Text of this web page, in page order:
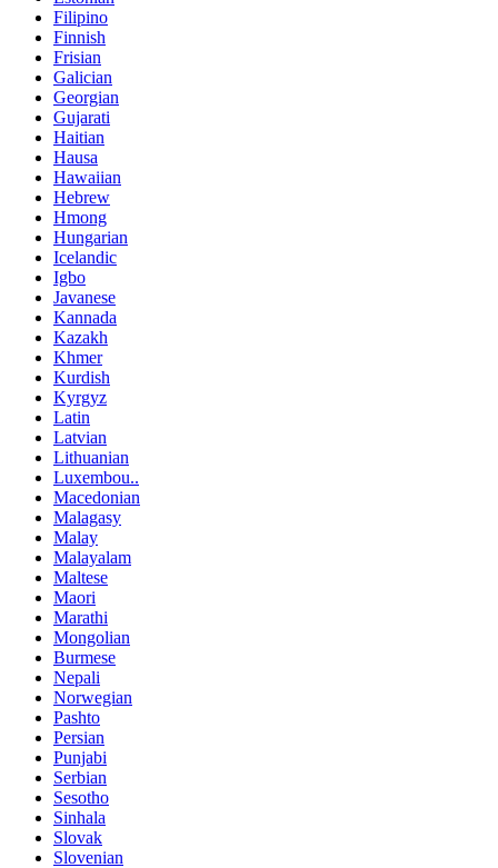
Filipino
Finnish
Frisian
Galician
Georgian
Gujarati
Haitian
Hausa
Hawaiian
Hebrew
Hmong
Hungarian
Icelandic
Igbo
Javanese
Kannada
Kazakh
Khmer
Kurdish
Kyrgyz
Latin
Latvian
Lithuanian
Luxembou..
Macedonian
Malagasy
Malay
Malayalam
Maltese
Maori
Marathi
Mongolian
Burmese
Nepali
Norwegian
Pashto
Persian
Punjabi
Serbian
Sesotho
Sinhala
Slovak
Slovenian